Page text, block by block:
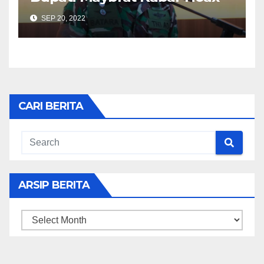
SEP 20, 2022
CARI BERITA
ARSIP BERITA
ARSIP